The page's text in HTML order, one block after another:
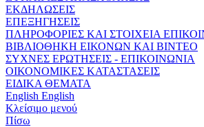
ΕΚΔΗΛΩΣΕΙΣ
ΕΠΕΞΗΓΗΣΕΙΣ
ΠΛΗΡΟΦΟΡΙΕΣ ΚΑΙ ΣΤΟΙΧΕΙΑ
ΒΙΒΛΙΟΘΗΚΗ ΕΙΚΟΝΩΝ ΚΑΙ ΒΙΝΤΕΟ
ΣΥΧΝΕΣ ΕΡΩΤΗΣΕΙΣ - ΕΠΙΚΟΙΝΩΝΙΑ
ΟΙΚΟΝΟΜΙΚΕΣ ΚΑΤΑΣΤΑΣΕΙΣ
ΕΙΔΙΚΑ ΘΕΜΑΤΑ
English English
Κλείσιμο μενού
Πίσω